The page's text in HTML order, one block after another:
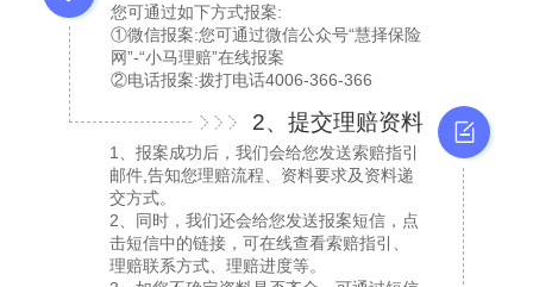
您可通过如下方式报案:
①微信报案:您可通过微信公众号“慧择保险
网”-“小马理赔”在线报案
②电话报案:拨打电话4006-366-366
2、提交理赔资料
1、报案成功后，我们会给您发送索赔指引
邮件,告知您理赔流程、资料要求及资料递
交方式。
2、同时，我们还会给您发送报案短信，点
击短信中的链接，可在线查看索赔指引、
理赔联系方式、理赔进度等。